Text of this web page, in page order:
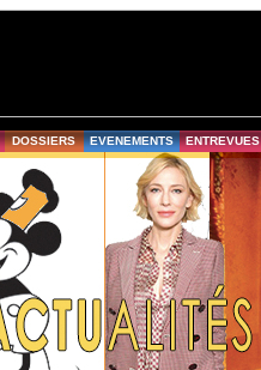
DOSSIERS EVENEMENTS ENTREVUES